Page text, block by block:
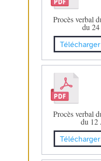
Procès verbal
du
Procès verbal
du 12